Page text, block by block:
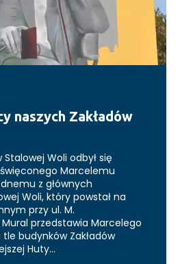
naszych Zakładów
Stalowej Woli odbył się
Marcelemu
z głównych
Woli, który powstał na
przy ul. M.
Mural przedstawia Marcelego
budynków Zakładów
Huty…